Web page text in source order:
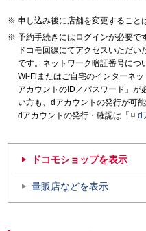
申し込み後に店舗を変更すること
予約手続きにはログインが必要で
ドコモ回線にてアクセスいただ
です。ネットワーク暗証番号につ
Wi-Fiまたはご自宅のインターネ
アカウントのID／パスワード」が
い方も、dアカウントの発行が可能
dアカウントの発行・確認は「
d
ドコモショップを表示
量販店などを表示